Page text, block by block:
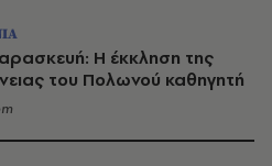
Η έκκληση της
του Πολωνού καθηγητή